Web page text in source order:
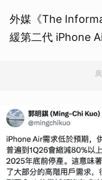
外媒《The
緩第二代 iPhone